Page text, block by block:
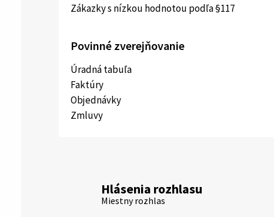
Zákazky s nízkou hodnotou podľa §117
Povinné zverejňovanie
Úradná tabuľa
Faktúry
Objednávky
Zmluvy
Hlásenia rozhlasu
Miestny rozhlas